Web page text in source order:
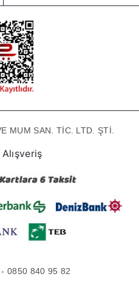
MUM SAN. TİC. LTD. ŞTİ.
0850 840 95 82